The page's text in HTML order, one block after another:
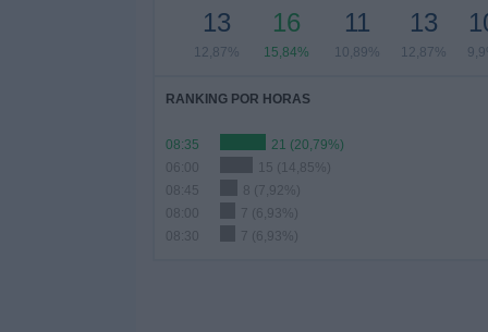
13
12,87%
16
15,84%
11
10,89%
13
12,87%
RANKING POR HORAS
08:35
21 (20,79%)
06:00
15 (14,85%)
08:45
8 (7,92%)
08:00
7 (6,93%)
08:30
7 (6,93%)